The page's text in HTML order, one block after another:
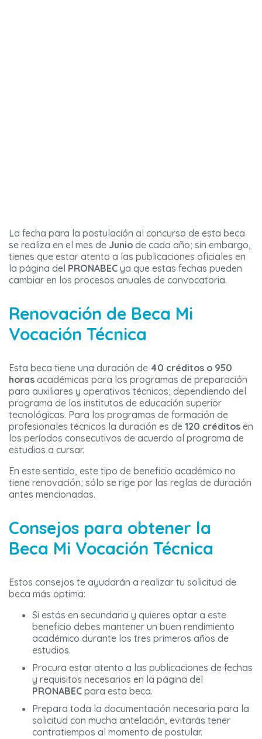
La fecha para la postulación al concurso de esta beca
se realiza en el mes de Junio de cada año; sin embargo,
tienes que estar atento a las publicaciones oficiales en
la página del PRONABEC ya que estas fechas pueden
cambiar en los procesos anuales de convocatoria.
Renovación de Beca Mi
Vocación Técnica
Esta beca tiene una duración de 40 créditos o 950
horas académicas para los programas de preparación
para auxiliares y operativos técnicos; dependiendo del
programa de los institutos de educación superior
tecnológicas. Para los programas de formación de
profesionales técnicos la duración es de 120 créditos en
los períodos consecutivos de acuerdo al programa de
estudios a cursar.
En este sentido, este tipo de beneficio académico no
tiene renovación; sólo se rige por las reglas de duración
antes mencionadas.
Consejos para obtener la
Beca Mi Vocación Técnica
Estos consejos te ayudarán a realizar tu solicitud de
beca más optima:
Si estás en secundaria y quieres optar a este
beneficio debes mantener un buen rendimiento
académico durante los tres primeros años de
estudios.
Procura estar atento a las publicaciones de fechas
y requisitos necesarios en la página del
PRONABEC para esta beca.
Prepara toda la documentación necesaria para la
solicitud con mucha antelación, evitarás tener
contratiempos al momento de postular.